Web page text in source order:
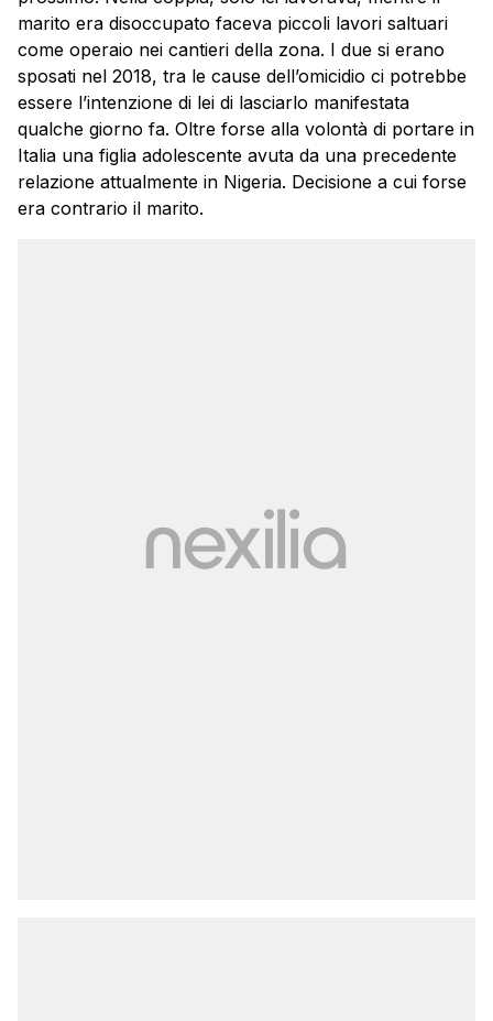
marito era disoccupato faceva piccoli lavori saltuari
come operaio nei cantieri della zona. I due si erano
sposati nel 2018, tra le cause dell’omicidio ci potrebbe
essere l’intenzione di lei di lasciarlo manifestata
qualche giorno fa. Oltre forse alla volontà di portare in
Italia una figlia adolescente avuta da una precedente
relazione attualmente in Nigeria. Decisione a cui forse
era contrario il marito.